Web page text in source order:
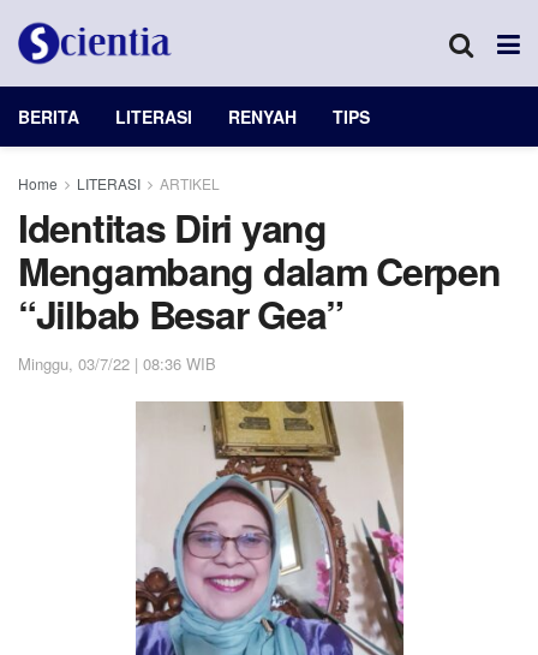
BERITA LITERASI RENYAH TIPS
Home LITERASI ARTIKEL
Identitas Diri yang
Mengambang dalam Cerpen
“Jilbab Besar Gea”
Minggu, 03/7/22 | 08:36 WIB